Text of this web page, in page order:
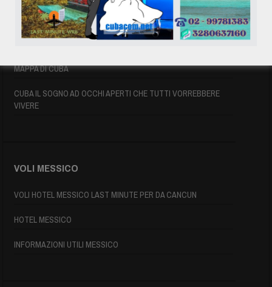
ASSICURAZIONE E VISTO CUBA
MAPPA DI CUBA
CUBA IL SOGNO AD OCCHI APERTI CHE TUTTI VORREBBERE
VIVERE
VOLI MESSICO
VOLI HOTEL MESSICO LAST MINUTE PER DA CANCUN
HOTEL MESSICO
INFORMAZIONI UTILI MESSICO